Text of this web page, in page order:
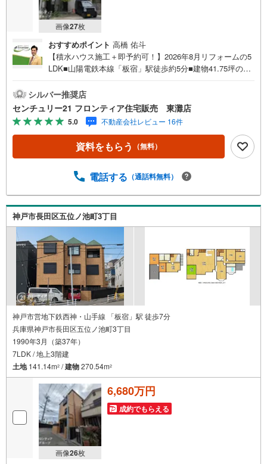
画像27枚
おすすめポイント 高橋 佑斗
【積水ハウス施工＋即予約可！】2026年8月リフォームの5
LDK■山陽電鉄本線「板宿」駅徒歩約5分■建物41.75坪のゆ
充実の設備と生活利便性が魅力 リフォーム内容・キッチン
新品交換・お風呂新品交換・トイレ新品交換・洗面台新品
交換・クロス張替え・フローリング上張り・網戸貼替え・
室内クリーニング・クッションフロア張替え・白蟻点検・
給湯器交換・建具交換・外壁塗装・屋根塗装 立地・神戸市
立板宿小学校まで徒歩約6分・神戸市立飛松中学校まで徒歩
ナンシャルプランナーが資金計画をサポート！2.買い替え
行と繋がりがあるため、最も低金利になるように審査が可
能！弊社は専門家同士が連携をとっているため、より多く
の知見がございます。お気軽にお問合せください！
シルバー推奨店
センチュリー21 フロンティア住宅販売 東灘店
5.0 不動産会社レビュー 16件
資料をもらう （無料）
電話する （通話料無料）
神戸市長田区五位ノ池町3丁目
神戸市営地下鉄西神・山手線 「板宿」駅 徒歩7分
兵庫県神戸市長田区五位ノ池町3丁目
1990年3月（築37年）
7LDK / 地上3階建
土地141.14m2 /建物270.54m2
画像26枚
6,680万円
成約でもらえる